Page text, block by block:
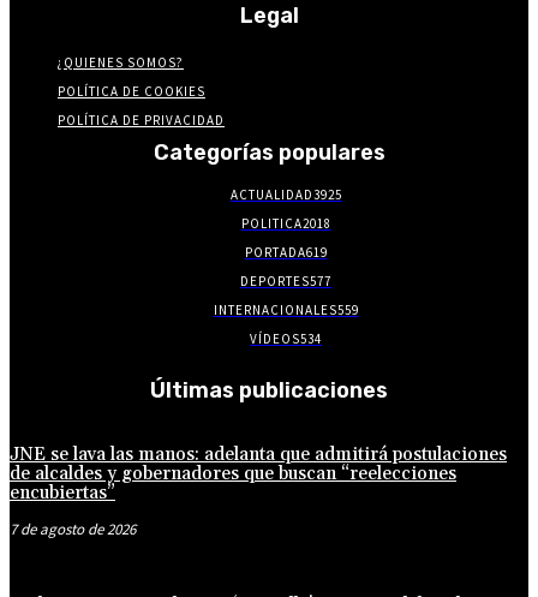
Legal
¿QUIENES SOMOS?
POLÍTICA DE COOKIES
POLÍTICA DE PRIVACIDAD
Categorías populares
ACTUALIDAD3925
POLITICA2018
PORTADA619
DEPORTES577
INTERNACIONALES559
VÍDEOS534
Últimas publicaciones
JNE se lava las manos: adelanta que admitirá postulaciones
de alcaldes y gobernadores que buscan “reelecciones
encubiertas”
7 de agosto de 2026